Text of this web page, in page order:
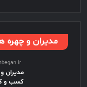
مدیران و چهره
مدیران
کسب و